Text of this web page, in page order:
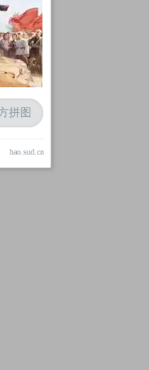
拼图
hao.sud.cn